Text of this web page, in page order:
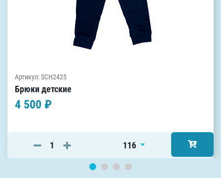
Артикул: SCH2425
Брюки детские
4 500 ₽
116